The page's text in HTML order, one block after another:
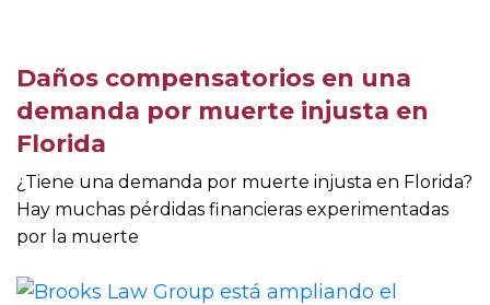
Daños compensatorios en una
demanda por muerte injusta en
Florida
¿Tiene una demanda por muerte injusta en Florida?
Hay muchas pérdidas financieras experimentadas
por la muerte